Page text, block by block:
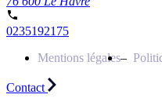
0235192175
Mentions légales
Contact